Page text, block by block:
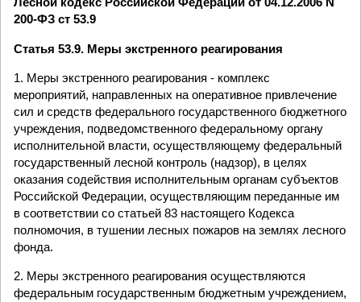
200-ФЗ ст 53.9
Статья 53.9. Меры экстренного реагирования
1. Меры экстренного реагирования - комплекс
мероприятий, направленных на оперативное привлечение
сил и средств федерального государственного бюджетного
учреждения, подведомственного федеральному органу
исполнительной власти, осуществляющему федеральный
государственный лесной контроль (надзор), в целях
оказания содействия исполнительным органам субъектов
Российской Федерации, осуществляющим переданные им
в соответствии со статьей 83 настоящего Кодекса
полномочия, в тушении лесных пожаров на землях лесного
фонда.
2. Меры экстренного реагирования осуществляются
федеральным государственным бюджетным учреждением,